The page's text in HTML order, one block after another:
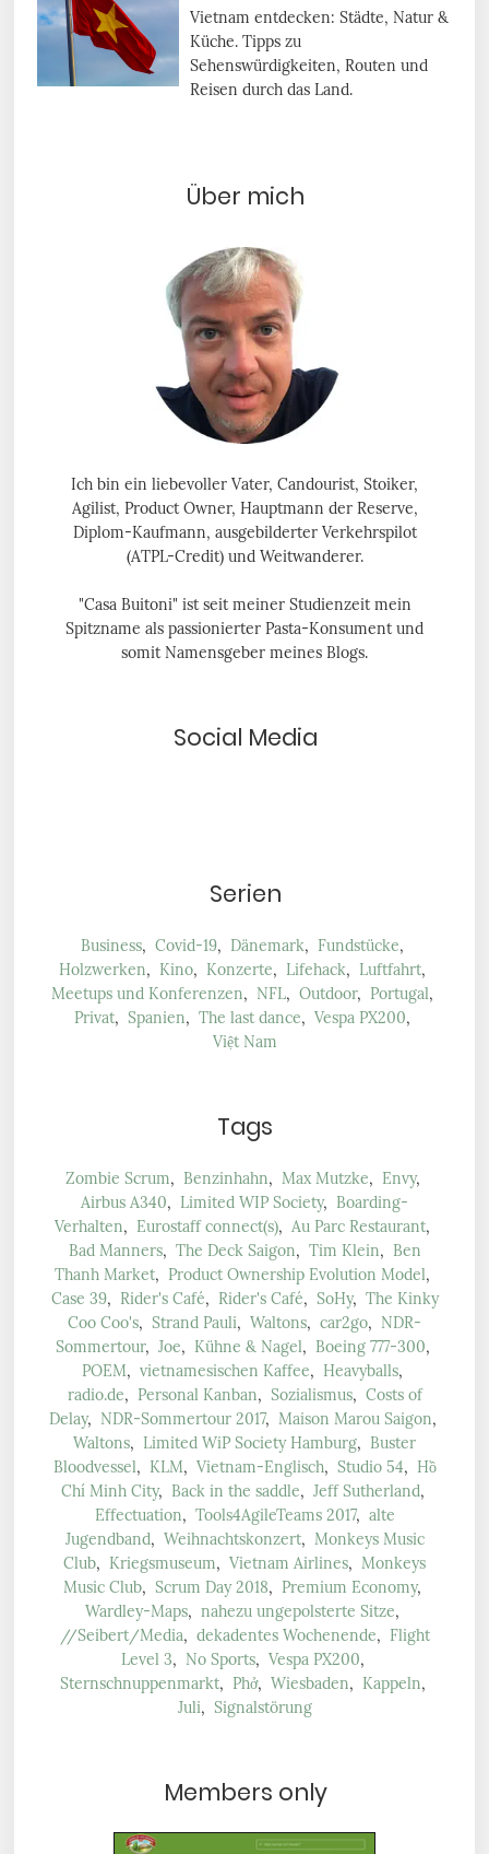
Vietnam entdecken: Städte, Natur &
Küche. Tipps zu
Sehenswürdigkeiten, Routen und
Reisen durch das Land.
Über mich
Ich bin ein liebevoller Vater, Candourist, Stoiker,
Agilist, Product Owner, Hauptmann der Reserve,
Diplom-Kaufmann, ausgebilderter Verkehrspilot
(ATPL-Credit) und Weitwanderer.
"Casa Buitoni" ist seit meiner Studienzeit mein
Spitzname als passionierter Pasta-Konsument und
somit Namensgeber meines Blogs.
Social Media
Serien
Business, Covid-19, Dänemark, Fundstücke,
Holzwerken, Kino, Konzerte, Lifehack, Luftfahrt,
Meetups und Konferenzen, NFL, Outdoor, Portugal,
Privat, Spanien, The last dance, Vespa PX200,
Việt Nam
Tags
Zombie Scrum, Benzinhahn, Max Mutzke, Envy,
Airbus A340, Limited WIP Society, Boarding-
Verhalten, Eurostaff connect(s), Au Parc Restaurant,
Bad Manners, The Deck Saigon, Tim Klein, Ben
Thanh Market, Product Ownership Evolution Model,
Case 39, Rider's Café, Rider's Café, SoHy, The Kinky
Coo Coo's, Strand Pauli, Waltons, car2go, NDR-
Sommertour, Joe, Kühne & Nagel, Boeing 777-300,
POEM, vietnamesischen Kaffee, Heavyballs,
radio.de, Personal Kanban, Sozialismus, Costs of
Delay, NDR-Sommertour 2017, Maison Marou Saigon,
Waltons, Limited WiP Society Hamburg, Buster
Bloodvessel, KLM, Vietnam-Englisch, Studio 54, Hồ
Chí Minh City, Back in the saddle, Jeff Sutherland,
Effectuation, Tools4AgileTeams 2017, alte
Jugendband, Weihnachtskonzert, Monkeys Music
Club, Kriegsmuseum, Vietnam Airlines, Monkeys
Music Club, Scrum Day 2018, Premium Economy,
Wardley-Maps, nahezu ungepolsterte Sitze,
//Seibert/Media, dekadentes Wochenende, Flight
Level 3, No Sports, Vespa PX200,
Sternschnuppenmarkt, Phở, Wiesbaden, Kappeln,
Juli, Signalstörung
Members only